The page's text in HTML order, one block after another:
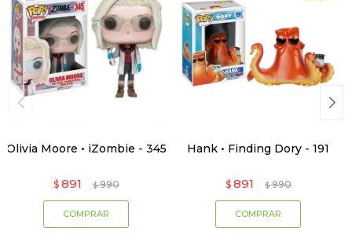
Olivia Moore • iZombie - 345
$ 891 $ 990
Hank • Finding Dory - 191
$ 891 $ 990